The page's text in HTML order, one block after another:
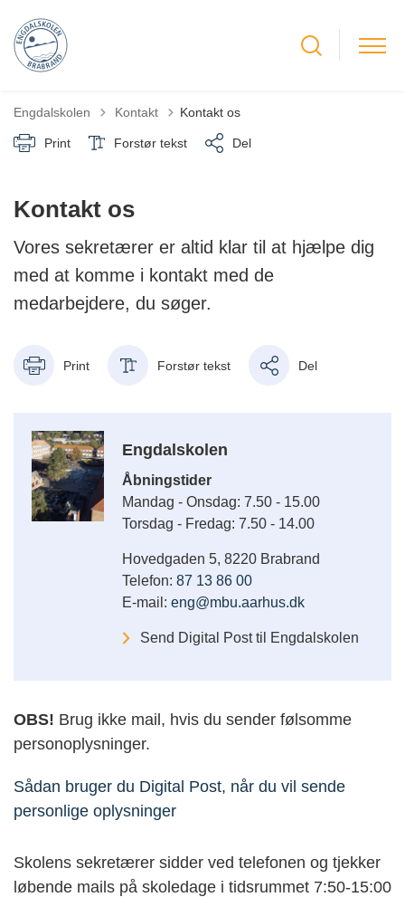
Engdalskolen Tilbage til
Kontakt Kontakt os
Print Forstør tekst Del
Kontakt os
Vores sekretærer er altid klar til at hjælpe dig
med at komme i kontakt med de
medarbejdere, du søger.
Print Forstør tekst Del
Engdalskolen
Åbningstider
Mandag - Onsdag: 7.50 - 15.00
Torsdag - Fredag: 7.50 - 14.00
Hovedgaden 5, 8220 Brabrand
Telefon: 87 13 86 00
E-mail: eng@mbu.aarhus.dk
Send Digital Post til Engdalskolen
OBS! Brug ikke mail, hvis du sender følsomme
personoplysninger.
Sådan bruger du Digital Post, når du vil sende
personlige oplysninger
Skolens sekretærer sidder ved telefonen og tjekker
løbende mails på skoledage i tidsrummet 7:50-15:00